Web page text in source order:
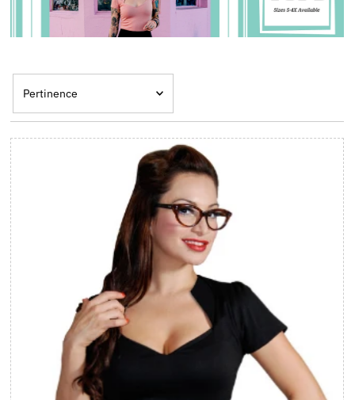
En vedette
Alphabétique, de A à Z
Alphabétique, de Z à A
Prix: faible à élevé
Prix: élevé à faible
Date, de la plus
ancienne à la plus
récente
Date, de la plus récente
à la plus ancienne